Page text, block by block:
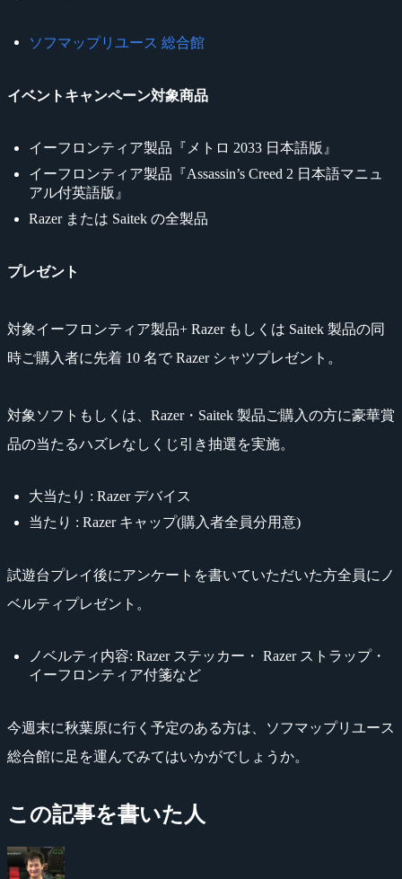
ソフマップリユース 総合館
イベントキャンペーン対象商品
イーフロンティア製品『メトロ 2033 日本語版』
イーフロンティア製品『Assassin’s Creed 2 日本語マニュ
アル付英語版』
Razer または Saitek の全製品
プレゼント
対象イーフロンティア製品+ Razer もしくは Saitek 製品の同
時ご購入者に先着 10 名で Razer シャツプレゼント。
対象ソフトもしくは、Razer・Saitek 製品ご購入の方に豪華賞
品の当たるハズレなしくじ引き抽選を実施。
大当たり : Razer デバイス
当たり : Razer キャップ(購入者全員分用意)
試遊台プレイ後にアンケートを書いていただいた方全員にノ
ベルティプレゼント。
ノベルティ内容: Razer ステッカー・ Razer ストラップ・
イーフロンティア付箋など
今週末に秋葉原に行く予定のある方は、ソフマップリユース
総合館に足を運んでみてはいかがでしょうか。
この記事を書いた人